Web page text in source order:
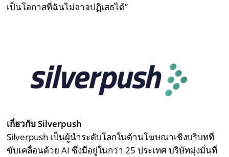
เป็นโอกาสที่ฉันไม่อาจปฏิเสธได้”
เกี่ยวกับ Silverpush
Silverpush เป็นผู้นำระดับโลกในด้านโฆษณาเชิงบริบทที่
ขับเคลื่อนด้วย AI ซึ่งมีอยู่ในกว่า 25 ประเทศ บริษัทมุ่งมั่นที่